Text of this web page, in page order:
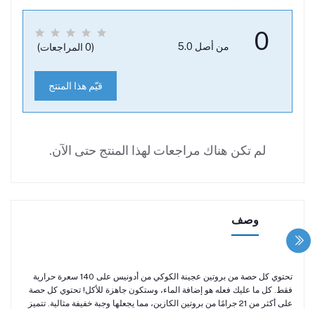
0 من أصل 5.0 (0 المراجعات)
قيّم هذا المنتج
لم تكن هناك مراجعات لهذا المنتج حتى الآن.
وصف
تحتوي كل حصة من بروتين عجينة الكوكي من أدونيس على 140 سعرة حرارية
فقط. كل ما عليك فعله هو إضافة الماء، وستكون جاهزة للأكل! تحتوي كل حصة
على أكثر من 21 جرامًا من بروتين الكازين، مما يجعلها وجبة خفيفة مثالية. تتميز